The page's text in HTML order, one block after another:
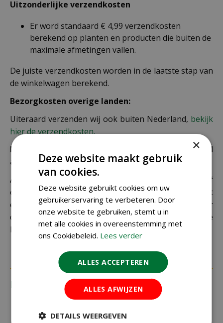
Uitzonderlijke verzendkosten
Er word standaard € 4,99 verzendkosten
berekend op planten en producten die buiten de
maximale afmetingen vallen.
De juiste verzendkosten worden in de laatste stap van
de winkelwagen berekend.
Bezorgkosten overige landen:
Uiteraard verzenden wij ook buiten Nederland, bekijk
hier de verzendkosten.
Let op: extra kosten bij niet ophalen of verkeerd
adres
Als je je pakket niet ophaalt bij een PostNL-punt of
een verkeerd afleveradres invult, zijn wij genoodzaakt
extra kosten in rekening te brengen. Controleer
daarom altijd goed je adresgegevens voordat je je
bestelling plaatst.
Recensies
×
Deze website maakt gebruik
van cookies.
Deze website gebruikt cookies om uw
gebruikerservaring te verbeteren. Door
onze website te gebruiken, stemt u in
met alle cookies in overeenstemming met
ons Cookiebeleid. Lees verder
ALLES ACCEPTEREN
ALLES AFWIJZEN
DETAILS WEERGEVEN